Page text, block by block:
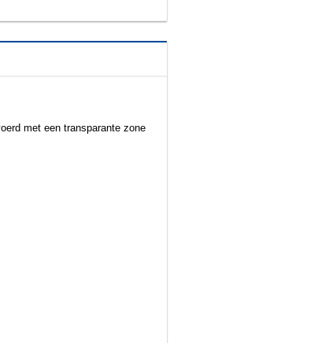
met een transparante zone